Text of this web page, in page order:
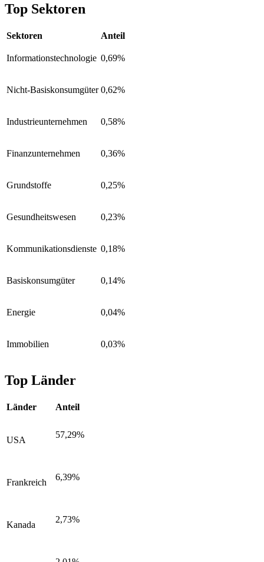
Top Sektoren
Sektoren Anteil
Informationstechnologie 0,69%
Nicht-Basiskonsumgüter 0,62%
Industrieunternehmen 0,58%
Finanzunternehmen 0,36%
Grundstoffe 0,25%
Gesundheitswesen 0,23%
Kommunikationsdienste 0,18%
Basiskonsumgüter 0,14%
Energie 0,04%
Immobilien 0,03%
Top Länder
Länder Anteil
USA
57,29%
Frankreich
6,39%
Kanada
2,73%